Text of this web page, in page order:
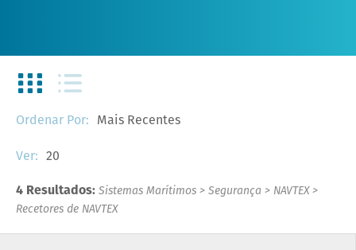
Ordenar Por: Mais Recentes
Ver: 20
4 Resultados: Sistemas Marítimos > Segurança > NAVTEX>
Recetores de NAVTEX